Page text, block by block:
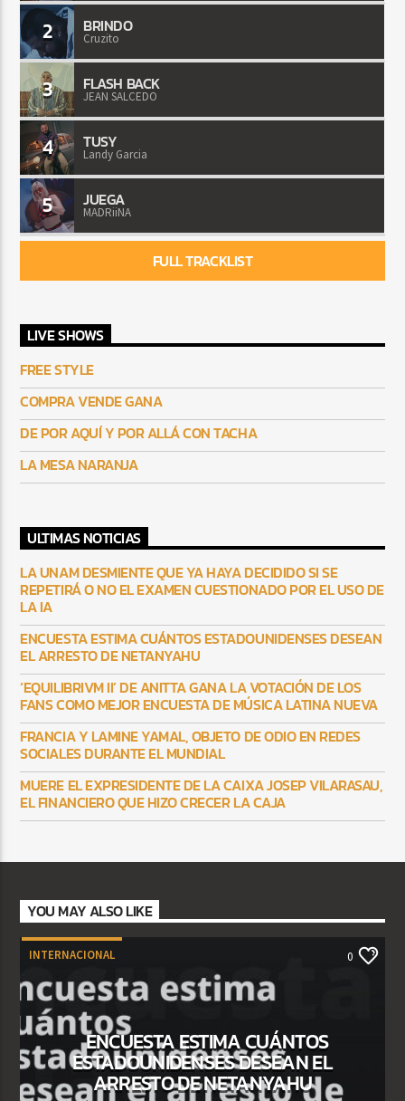
2 BRINDO
Cruzito
3 FLASH BACK
JEAN SALCEDO
4 TUSY
Landy Garcia
5 JUEGA
MADRiiNA
FULL TRACKLIST
LIVE SHOWS
FREE STYLE
COMPRA VENDE GANA
DE POR AQUÍ Y POR ALLÁ CON TACHA
LA MESA NARANJA
ULTIMAS NOTICIAS
LA UNAM DESMIENTE QUE YA HAYA DECIDIDO SI SE
REPETIRÁ O NO EL EXAMEN CUESTIONADO POR EL USO DE
LA IA
ENCUESTA ESTIMA CUÁNTOS ESTADOUNIDENSES DESEAN
EL ARRESTO DE NETANYAHU
‘EQUILIBRIVM II’ DE ANITTA GANA LA VOTACIÓN DE LOS
FANS COMO MEJOR ENCUESTA DE MÚSICA LATINA NUEVA
FRANCIA Y LAMINE YAMAL, OBJETO DE ODIO EN REDES
SOCIALES DURANTE EL MUNDIAL
MUERE EL EXPRESIDENTE DE LA CAIXA JOSEP VILARASAU,
EL FINANCIERO QUE HIZO CRECER LA CAJA
YOU MAY ALSO LIKE
INTERNACIONAL 0
ENCUESTA ESTIMA CUÁNTOS
ESTADOUNIDENSES DESEAN EL
ARRESTO DE NETANYAHU